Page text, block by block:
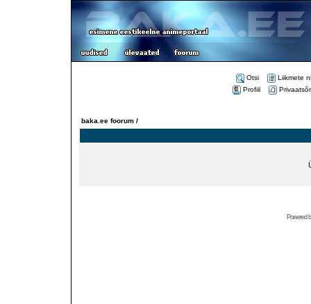
Otsi
Liikmete
Profiil
baka.ee foorum /
Powered